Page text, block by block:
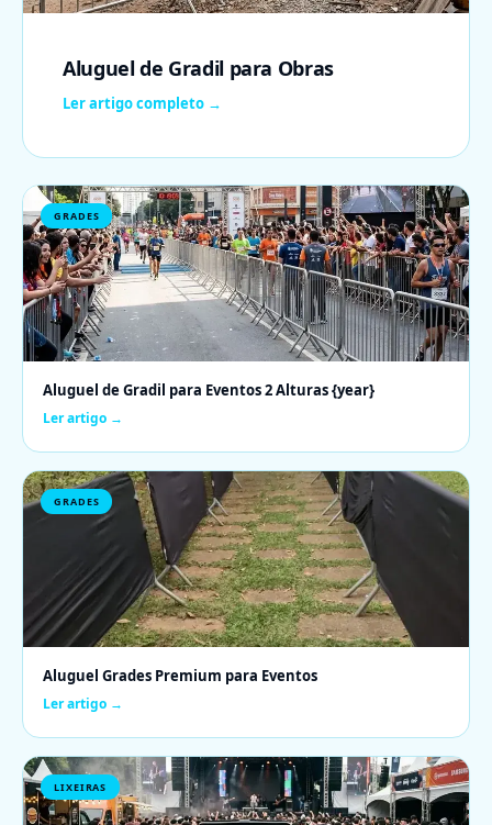
Aluguel de Gradil para Obras
Ler artigo completo →
GRADES
Aluguel de Gradil para Eventos 2 Alturas {year}
Ler artigo →
GRADES
Aluguel Grades Premium para Eventos
Ler artigo →
LIXEIRAS